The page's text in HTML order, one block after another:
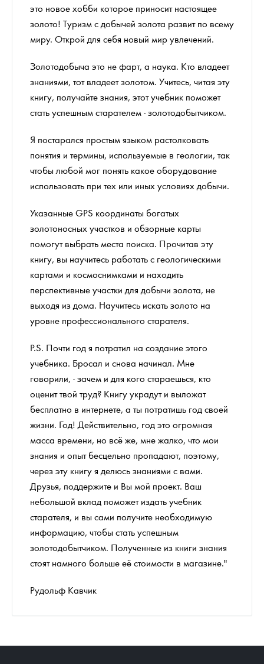
это новое хобби которое приносит настоящее
золото! Туризм с добычей золота развит по всему
миру. Открой для себя новый мир увлечений.
Золотодобыча это не фарт, а наука. Кто владеет
знаниями, тот владеет золотом. Учитесь, читая эту
книгу, получайте знания, этот учебник поможет
стать успешным старателем - золотодобытчиком.
Я постарался простым языком растолковать
понятия и термины, используемые в геологии, так
чтобы любой мог понять какое оборудование
использовать при тех или иных условиях добычи.
Указанные GPS координаты богатых
золотоносных участков и обзорные карты
помогут выбрать места поиска. Прочитав эту
книгу, вы научитесь работать с геологическими
картами и космоснимками и находить
перспективные участки для добычи золота, не
выходя из дома. Научитесь искать золото на
уровне профессионального старателя.
P.S. Почти год я потратил на создание этого
учебника. Бросал и снова начинал. Мне
говорили, - зачем и для кого стараешься, кто
оценит твой труд? Книгу украдут и выложат
бесплатно в интернете, а ты потратишь год своей
жизни. Год! Действительно, год это огромная
масса времени, но всё же, мне жалко, что мои
знания и опыт бесцельно пропадают, поэтому,
через эту книгу я делюсь знаниями с вами.
Друзья, поддержите и Вы мой проект. Ваш
небольшой вклад поможет издать учебник
старателя, и вы сами получите необходимую
информацию, чтобы стать успешным
золотодобытчиком. Полученные из книги знания
стоят намного больше её стоимости в магазине."
Рудольф Кавчик